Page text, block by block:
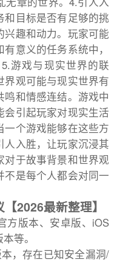
和目标是否有足够的挑
兴趣和动力。玩家可能
意义的任务系统中，
游戏与现实世界的联
界观可能与现实世界有
和情感连结。游戏中
会引起玩家对现实生活
一个游戏能够在这些方
人入胜，让玩家沉浸其
对于故事背景和世界观
不是每个人都会对同一
2026最新整理】
方版本、安卓版、iOS
等。
，存在已知安全漏洞/